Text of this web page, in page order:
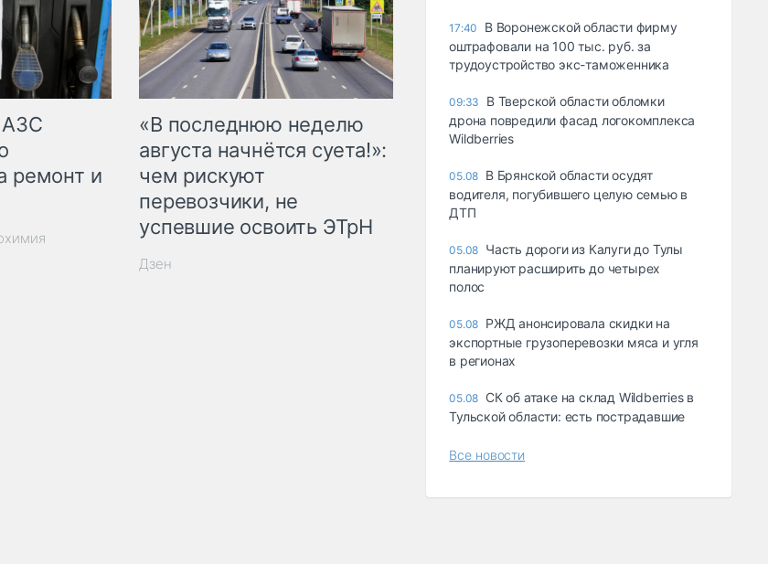
АЗС
ремонт и
«В последнюю неделю
августа начнётся суета!»:
чем рискуют
перевозчики, не
успевшие освоить ЭТрН
Дзен
17:40
В Воронежской области фирму
оштрафовали на 100 тыс. руб. за
трудоустройство экс-таможенника
09:33
В Тверской области обломки
дрона повредили фасад логокомплекса
Wildberries
05.08 В Брянской области осудят
водителя, погубившего целую семью в
ДТП
05.08 Часть дороги из Калуги до Тулы
планируют расширить до четырех
полос
05.08 РЖД анонсировала скидки на
экспортные грузоперевозки мяса и угля
в регионах
05.08 СК об атаке на склад Wildberries в
Тульской области: есть пострадавшие
Все новости